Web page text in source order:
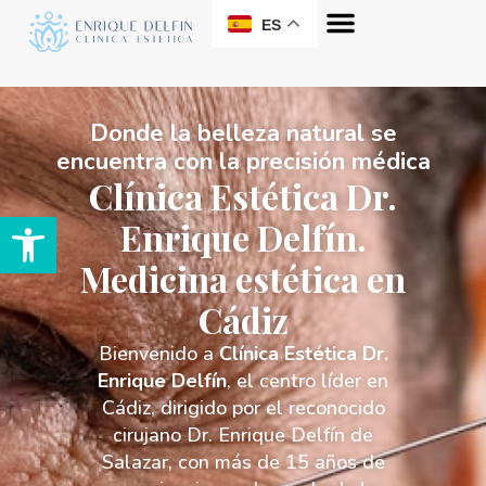
Abrir barra de herramientas
ES
Donde la belleza natural se
encuentra con la precisión médica​
Clínica Estética Dr.
Enrique Delfín.
Medicina estética en
Cádiz
Bienvenido aClínica Estética Dr.
Enrique Delfín, el centro líder en
Cádiz, dirigido por el reconocido
cirujano Dr. Enrique Delfín de
Salazar, con más de 15 años de